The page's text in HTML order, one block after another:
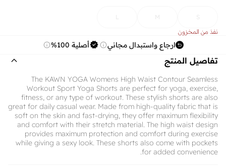
S
M
L
نفذ من المخزون
ارجاع واستبدال مجاني أصلية 100%
تفاصيل المنتج
The KAWN YOGA Womens High Waist Contour Seamless
Workout Sport Yoga Shorts are perfect for yoga, exercise,
fitness, or any type of workout. These stylish shorts are also
great for daily casual wear. Made from high-quality fabric that is
soft on the skin and fast-drying, they offer maximum flexibility
and comfort with their stretch material. The high waist design
provides maximum protection and comfort during exercise
while giving a sexy look. These shorts also come with pockets
for added convenience.